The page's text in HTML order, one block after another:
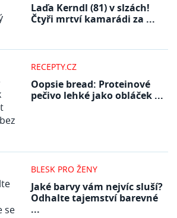
Laďa Kerndl (81) v slzách!
Čtyři mrtví kamarádi za ...
RECEPTY.CZ
Oopsie bread: Proteinové
pečivo lehké jako obláček ...
BLESK PRO ŽENY
Jaké barvy vám nejvíc sluší?
Odhalte tajemství barevné
...